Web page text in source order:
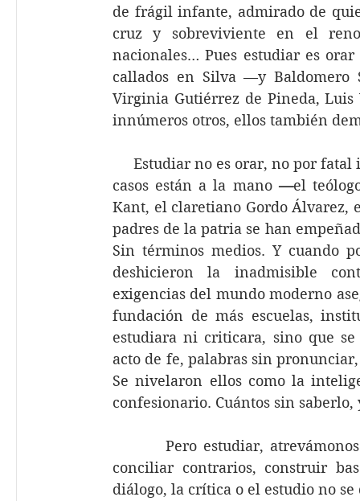
de frágil infante, admirado de
cruz y sobreviviente en el
nacionales… Pues estudiar es
callados en Silva —y Baldomero
Virginia Gutiérrez de Pineda,
innúmeros otros, ellos también
Estudiar no es orar, no por fatal
casos están a la mano —el
Kant, el claretiano Gordo Álvarez,
padres de la patria se han
Sin términos medios. Y cuando
deshicieron la inadmisible
exigencias del mundo moderno
fundación de más escuelas,
estudiara ni criticara, sino que
acto de fe, palabras sin
Se nivelaron ellos como la
confesionario. Cuántos sin
Pero estudiar, atrevámonos
conciliar contrarios, construir
diálogo, la crítica o el estudio no